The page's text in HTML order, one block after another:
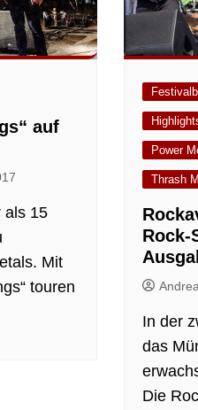
auf
als 15
Mit
touren
Power
Thrash
Rock-
In der
das
Die